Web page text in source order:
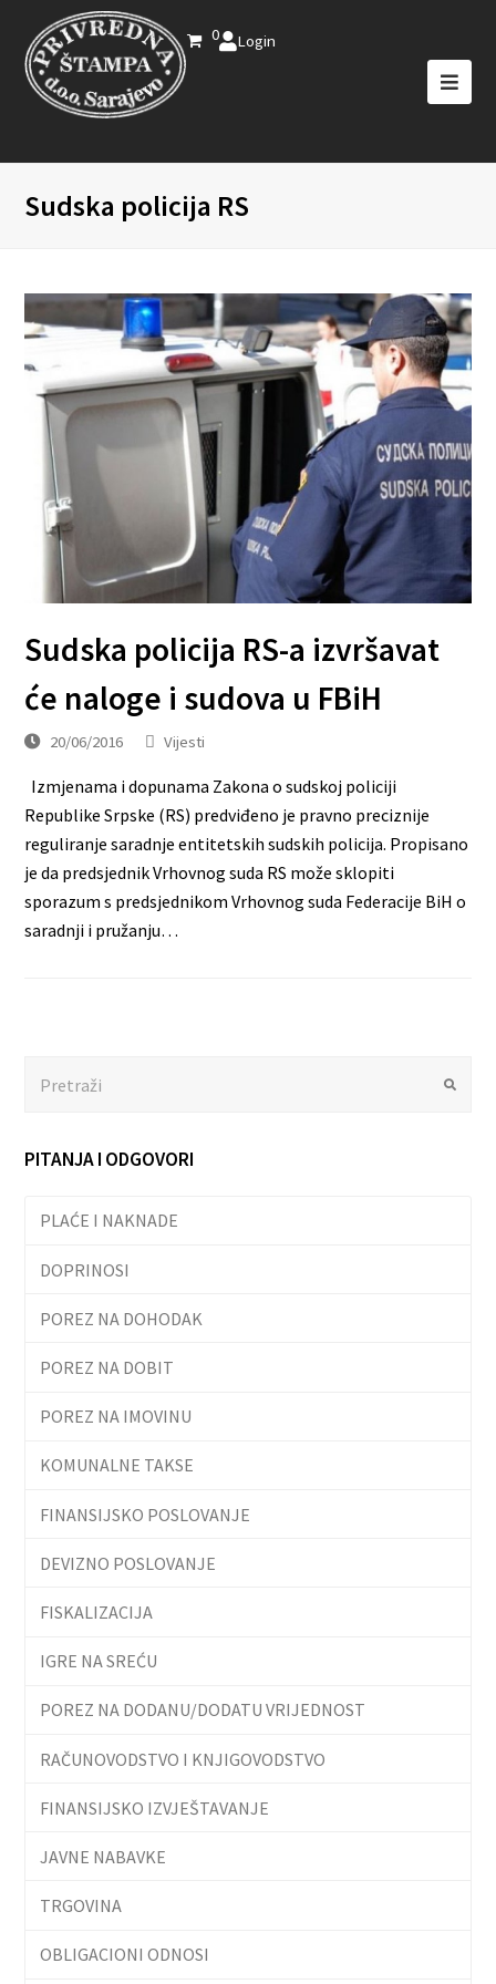
0 Login
Sudska policija RS
Sudska policija RS-a izvršavat
će naloge i sudova u FBiH
20/06/2016 Vijesti
Izmjenama i dopunama Zakona o sudskoj policiji
Republike Srpske (RS) predviđeno je pravno preciznije
reguliranje saradnje entitetskih sudskih policija. Propisano
je da predsjednik Vrhovnog suda RS može sklopiti
sporazum s predsjednikom Vrhovnog suda Federacije BiH o
saradnji i pružanju…
PITANJA I ODGOVORI
PLAĆE I NAKNADE
DOPRINOSI
POREZ NA DOHODAK
POREZ NA DOBIT
POREZ NA IMOVINU
KOMUNALNE TAKSE
FINANSIJSKO POSLOVANJE
DEVIZNO POSLOVANJE
FISKALIZACIJA
IGRE NA SREĆU
POREZ NA DODANU/DODATU VRIJEDNOST
RAČUNOVODSTVO I KNJIGOVODSTVO
FINANSIJSKO IZVJEŠTAVANJE
JAVNE NABAVKE
TRGOVINA
OBLIGACIONI ODNOSI